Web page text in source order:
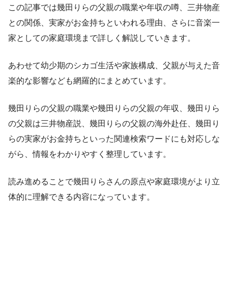
この記事では幾田りらの父親の職業や年収の噂、三井物産
との関係、実家がお金持ちといわれる理由、さらに音楽一
家としての家庭環境まで詳しく解説していきます。
あわせて幼少期のシカゴ生活や家族構成、父親が与えた音
楽的な影響なども網羅的にまとめています。
幾田りらの父親の職業や幾田りらの父親の年収、幾田りら
の父親は三井物産説、幾田りらの父親の海外赴任、幾田り
らの実家がお金持ちといった関連検索ワードにも対応しな
がら、情報をわかりやすく整理しています。
読み進めることで幾田りらさんの原点や家庭環境がより立
体的に理解できる内容になっています。